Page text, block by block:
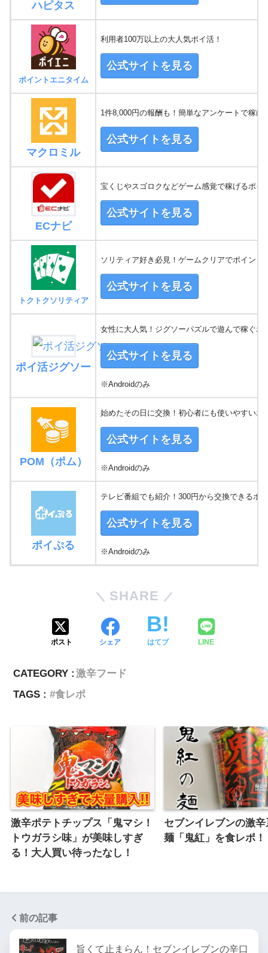
ハピタス
ポイントエニタイム
利用者100万以上の大人気ポイ活！
公式サイトを見る
マクロミル
1件8,000円の報酬も！簡単なアンケートで稼げ
公式サイトを見る
ECナビ
宝くじやスゴロクなどゲーム感覚で稼げるポイ
公式サイトを見る
トクトクソリティア
ソリティア好き必見！ゲームクリアでポイント
公式サイトを見る
ポイ活ジグソー
女性に大人気！ジグソーパズルで遊んで稼ぐポ
公式サイトを見る
※Androidのみ
POM（ポム）
始めたその日に交換！初心者にも使いやすいポ
公式サイトを見る
※Androidのみ
ポイぷる
テレビ番組でも紹介！300円から交換できるポ
公式サイトを見る
※Androidのみ
SHARE
ポスト シェア はてブ LINE
CATEGORY : 激辛フード
TAGS :
食レポ
激辛ポテトチップス「鬼マシ！
トウガラシ味」が美味しすぎ
る！大人買い待ったなし！
セブンイレブンの激
麺「鬼紅」を食レポ！
前の記事
旨くて止まらん！セブンイレブンの辛口